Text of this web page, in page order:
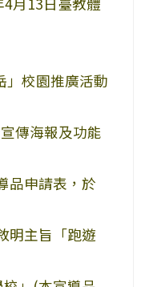
」校園推廣活動
傳海報及功能
品申請表，於
明主旨「跑遊